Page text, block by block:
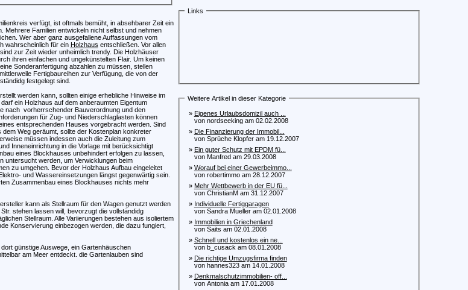
verfügt, ist oftmals bemüht, in absehbarer Zeit ein
Mehrere Familien entwickeln nicht selbst und nehmen
Wer aber ganz ausgefallene Auffassungen vom
wahrscheinlich für ein Holzhaus entschließen. Vor allen
zur Zeit wieder unheimlich trendy. Die Holzhäuser
ihren einfachen und ungekünstelten Flair. Um keinen
Sonderanfertigung abzahlen zu müssen, stellen
Fertigbaureihen zur Verfügung, die von der
festgelegt sind.
werden kann, sollten einige erhebliche Hinweise im
ein Holzhaus auf dem anberaumten Eigentum
nach vorherrschender Bauverordnung und den
für Zug- und Niederschlaglasten können
entsprechenden Hauses vorgebracht werden. Sind
Weg geräumt, sollte der Kostenplan konkreter
müssen indessen auch die Zuleitung zum
Inneneinrichtung in die Vorlage mit berücksichtigt
eines Blockhauses unbehindert erfolgen zu lassen,
untersucht werden, um Verwicklungen beim
zu umgehen. Bevor der Holzhaus Aufbau eingeleitet
und Wassereinsetzungen längst gegenwärtig sein.
Zusammenbau eines Blockhauses nichts mehr
kann als Stellraum für den Wagen genutzt werden
stehen lassen will, bevorzugt die vollständidg
Stellraum. Alle Variierungen bestehen aus isoliertem
Konservierung einbezogen werden, die dazu fungiert,
günstige Auswege, ein Gartenhäuschen
am Meer entdeckt. die Gartenlauben sind
Links
Weitere Artikel in dieser Kategorie
» Eigenes Urlaubsdomizil auch ...
von nordseeking am 02.02.2008
» Die Finanzierung der Immobil...
von Sprüche Klopfer am 19.12.2007
» Ein guter Schutz mit EPDM fü...
von Manfred am 29.03.2008
» Worauf bei einer Gewerbeimmo...
von robertimmo am 28.12.2007
» Mehr Wettbewerb in der EU fü...
von ChristianM am 31.12.2007
» Individuelle Fertiggaragen
von Sandra Mueller am 02.01.2008
» Immobilien in Griechenland
von Saits am 02.01.2008
» Schnell und kostenlos ein ne...
von b_cusack am 08.01.2008
» Die richtige Umzugsfirma finden
von hannes323 am 14.01.2008
» Denkmalschutzimmobilien- off...
von Antonia am 17.01.2008